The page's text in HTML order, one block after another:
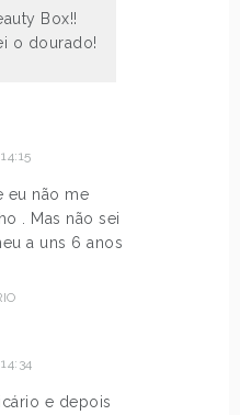
Box!!
o dourado!
eu não me
. Mas não sei
a uns 6 anos
e depois